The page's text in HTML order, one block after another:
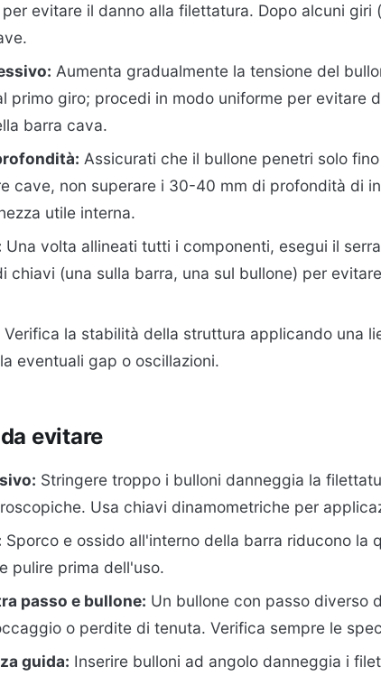
evitare il danno alla filettatura. Dopo alcuni giri
Aumenta gradualmente la tensione del
primo giro; procedi in modo uniforme per evitare
barra cava.
Assicurati che il bullone penetri solo
cave, non superare i 30-40 mm di profondità di
utile interna.
Una volta allineati tutti i componenti, esegui il
chiavi (una sulla barra, una sul bullone) per
Verifica la stabilità della struttura applicando una
eventuali gap o oscillazioni.
evitare
Stringere troppo i bulloni danneggia la
Usa chiavi dinamometriche per
Sporco e ossido all'interno della barra riducono la
pulire prima dell'uso.
passo e bullone: Un bullone con passo diverso
o perdite di tenuta. Verifica sempre le
guida: Inserire bulloni ad angolo danneggia i